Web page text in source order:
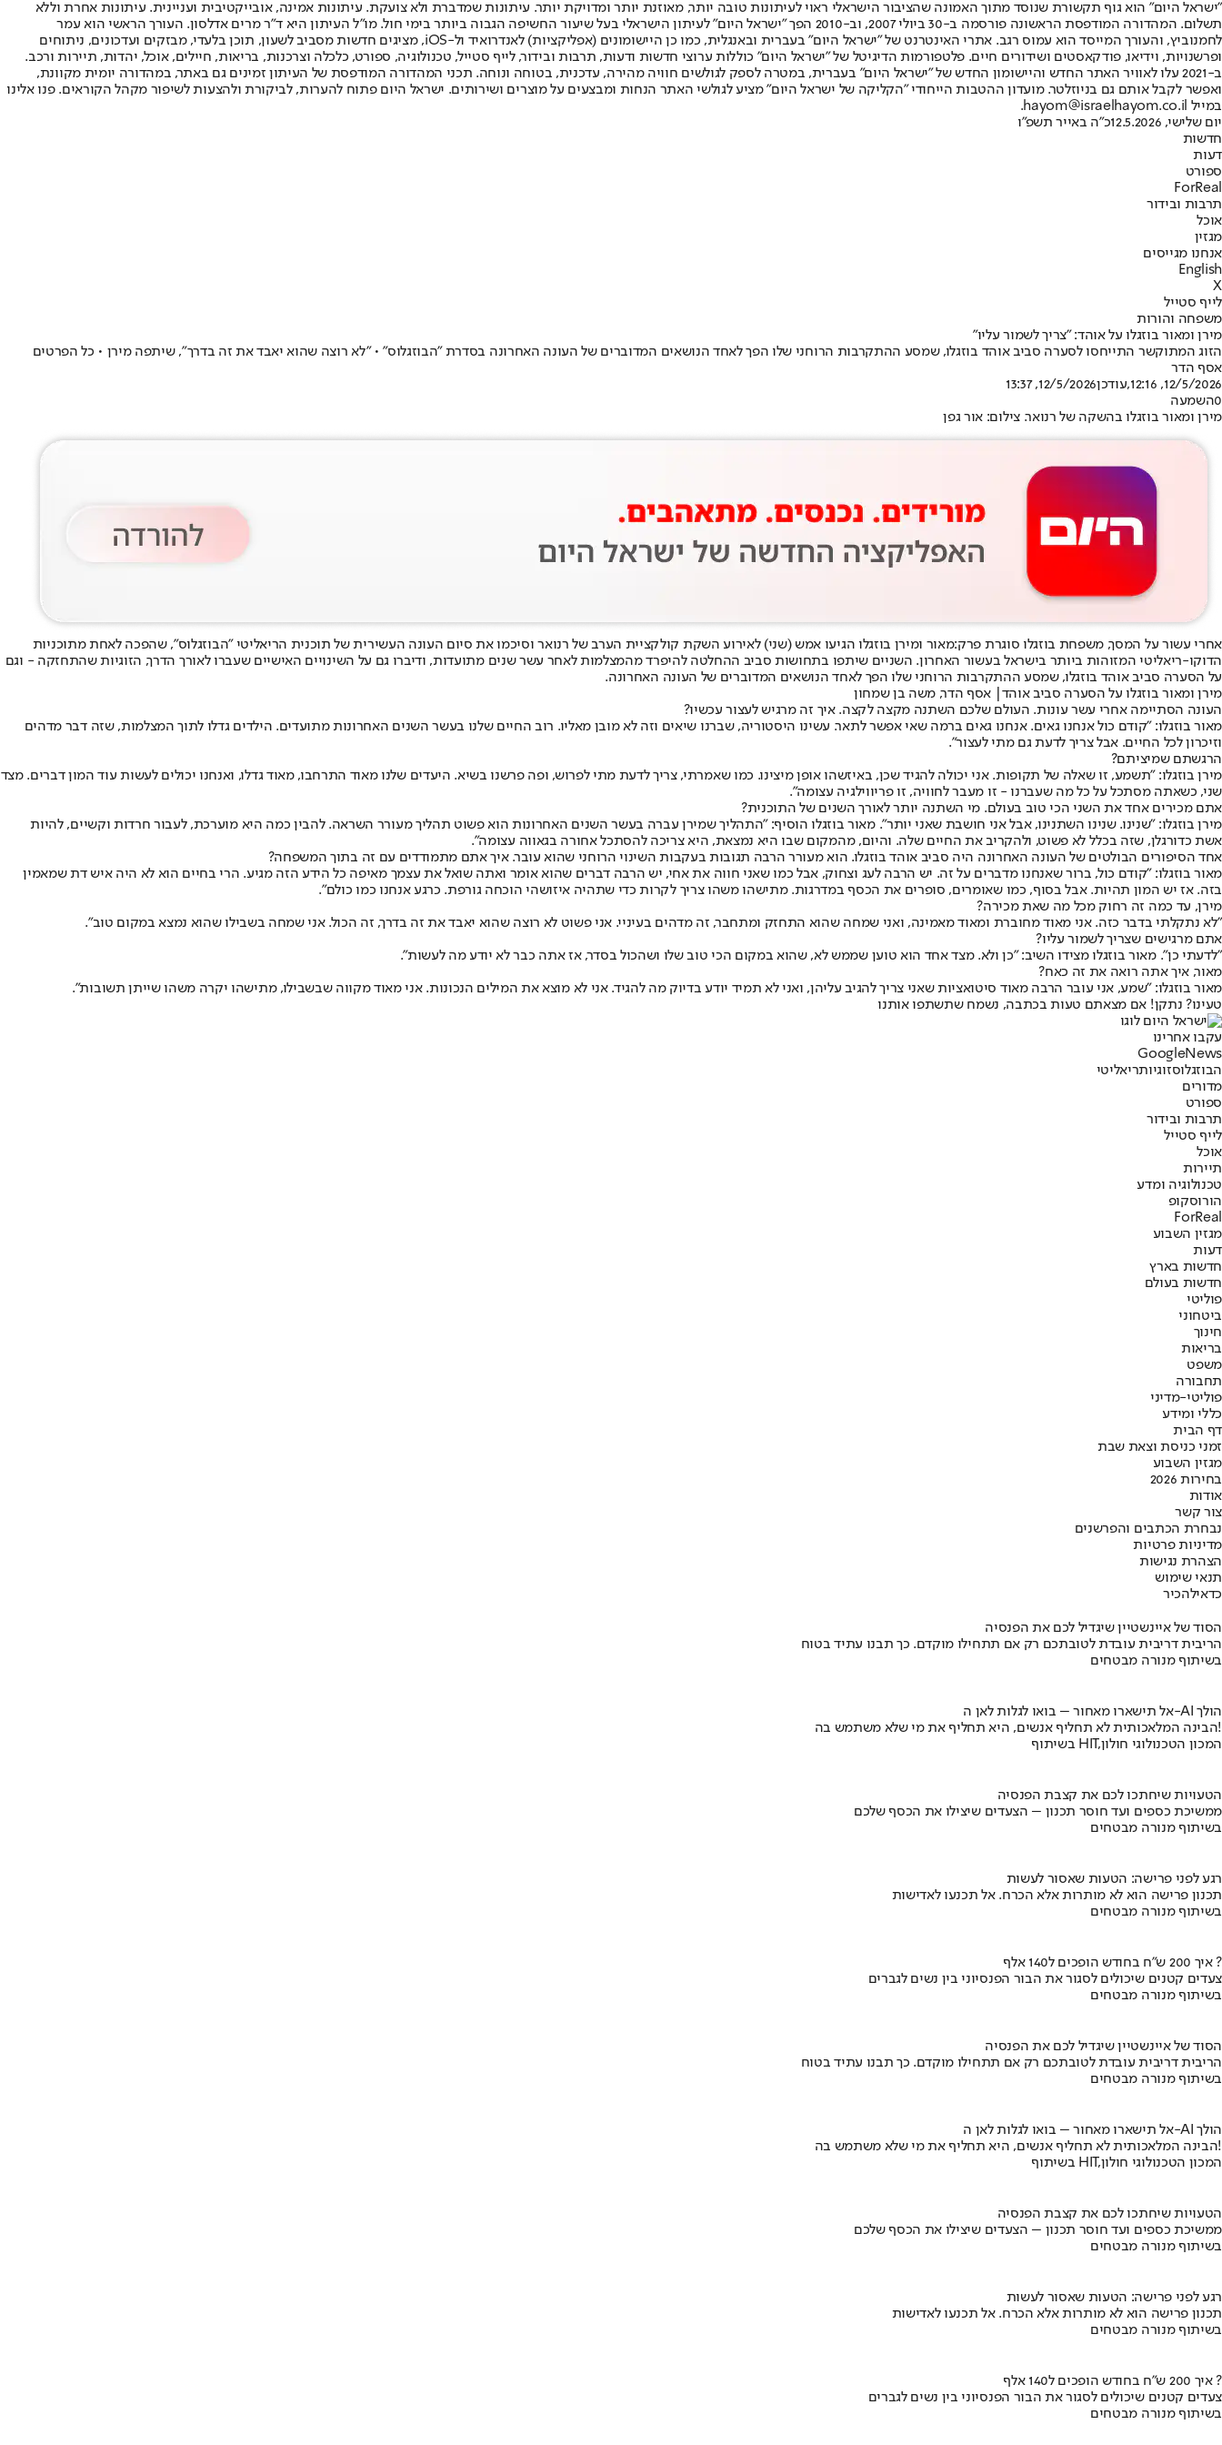
"ישראל היום" הוא גוף תקשורת שנוסד מתוך האמונה שהציבור הישראלי ראוי לעיתונות טובה יותר, מאוזנת יותר ומדויקת יותר. עיתונות שמדברת ולא צועקת. עיתונות אמינה, אובייקטיבית ועניינית. עיתונות אחרת וללא
תשלום. המהדורה המודפסת הראשונה פורסמה ב-30 ביולי 2007, וב-2010 הפך "ישראל היום" לעיתון הישראלי בעל שיעור החשיפה הגבוה ביותר בימי חול. מו"ל העיתון היא ד"ר מרים אדלסון. העורך הראשי הוא עמר
לחמנוביץ, והעורך המייסד הוא עמוס רגב. אתרי האינטרנט של "ישראל היום" בעברית ובאנגלית, כמו כן היישומונים (אפליקציות) לאנדרואיד ול-iOS, מציגים חדשות מסביב לשעון, תוכן בלעדי, מבזקים ועדכונים, ניתוחים
ופרשנויות, וידיאו, פודקאסטים ושידורים חיים. פלטפורמות הדיגיטל של "ישראל היום" כוללות ערוצי חדשות ודעות, תרבות ובידור, לייף סטייל, טכנולוגיה, ספורט, כלכלה וצרכנות, בריאות, חיילים, אוכל, יהדות, תיירות ורכב.
ב-2021 עלו לאוויר האתר החדש והיישומון החדש של "ישראל היום" בעברית, במטרה לספק לגולשים חוויה מהירה, עדכנית, בטוחה ונוחה. תכני המהדורה המודפסת של העיתון זמינים גם באתר, במהדורה יומית מקוונת,
ואפשר לקבל אותם גם בניוזלטר. מועדון ההטבות הייחודי "הקליקה של ישראל היום" מציע לגולשי האתר הנחות ומבצעים על מוצרים ושירותים. ישראל היום פתוח להערות, לביקורת ולהצעות לשיפור מקהל הקוראים. פנו אלינו
במייל hayom@israelhayom.co.il.
יום שלישי, 12.5.2026
כ"ה באייר תשפ"ו
חדשות
דעות
ספורט
ForReal
תרבות ובידור
אוכל
מגזין
אנחנו מגייסים
English
X
לייף סטייל
משפחה והורות
מירן ומאור בוזגלו על אוהד: "צריך לשמור עליו"
הזוג המתוקשר התייחסו לסערה סביב אוהד בוזגלו, שמסע ההתקרבות הרוחני שלו הפך לאחד הנושאים המדוברים של העונה האחרונה בסדרת "הבוזגלוס" • "לא רוצה שהוא יאבד את זה בדרך", שיתפה מירן • כל הפרטים
אסף הדר
12/5/2026, 12:16
,עודכן12/5/2026, 13:37
0השמעה
מירן ומאור בוזגלו בהשקה של רנואר. צילום: אור גפן
אחרי עשור על המסך, משפחת בוזגלו סוגרת פרק:מאור ומירן בוזגלו הגיעו אמש (שני) לאירוע השקת קולקציית הערב של רנואר וסיכמו את סיום העונה העשירית של תוכנית הריאליטי "הבוזגלוס", שהפכה לאחת מתוכניות
הדוקו-ריאליטי המזוהות ביותר בישראל בעשור האחרון. השניים שיתפו בתחושות סביב ההחלטה להיפרד מהמצלמות לאחר עשר שנים מתועדות, ודיברו גם על השינויים האישיים שעברו לאורך הדרך, הזוגיות שהתחזקה - וגם
על הסערה סביב אוהד בוזגלו, שמסע ההתקרבות הרוחני שלו הפך לאחד הנושאים המדוברים של העונה האחרונה.
מירן ומאור בוזגלו על הסערה סביב אוהד| אסף הדר, משה בן שמחון
העונה הסתיימה אחרי עשר עונות. העולם שלכם השתנה מקצה לקצה. איך זה מרגיש לעצור עכשיו?
מאור בוזגלו: "קודם כול אנחנו גאים. אנחנו גאים ברמה שאי אפשר לתאר. עשינו היסטוריה, שברנו שיאים וזה לא מובן מאליו. רוב החיים שלנו בעשר השנים האחרונות מתועדים. הילדים גדלו לתוך המצלמות, שזה דבר מדהים
וזיכרון לכל החיים. אבל צריך לדעת גם מתי לעצור".
הרגשתם שמיציתם?
מירן בוזגלו: "תשמע, זו שאלה של תקופות. אני יכולה להגיד שכן, באיזשהו אופן מיצינו. כמו שאמרתי, צריך לדעת מתי לפרוש, ופה פרשנו בשיא. היעדים שלנו מאוד התרחבו, מאוד גדלו, ואנחנו יכולים לעשות עוד המון דברים. מצד
שני, כשאתה מסתכל על כל מה שעברנו - זו מעבר לחוויה, זו פריווילגיה עצומה".
אתם מכירים אחד את השני הכי טוב בעולם. מי השתנה יותר לאורך השנים של התוכנית?
מירן בוזגלו: "שנינו. שנינו השתנינו, אבל אני חושבת שאני יותר". מאור בוזגלו הוסיף: "התהליך שמירן עברה בעשר השנים האחרונות הוא פשוט תהליך מעורר השראה. להבין כמה היא מוערכת, לעבור חרדות וקשיים, להיות
אשת כדורגלן, שזה בכלל לא פשוט, ולהקריב את החיים שלה. והיום, מהמקום שבו היא נמצאת, היא צריכה להסתכל אחורה בגאווה עצומה".
אחד הסיפורים הבולטים של העונה האחרונה היה סביב אוהד בוזגלו. הוא מעורר הרבה תגובות בעקבות השינוי הרוחני שהוא עובר. איך אתם מתמודדים עם זה בתוך המשפחה?
מאור בוזגלו: "קודם כול, ברור שאנחנו מדברים על זה. יש הרבה לעג וצחוק, אבל כמו שאני חווה את אחי, יש הרבה דברים שהוא אומר ואתה שואל את עצמך מאיפה כל הידע הזה מגיע. הרי בחיים הוא לא היה איש דת שמאמין
בזה. אז יש המון תהיות. אבל בסוף, כמו שאומרים, סופרים את הכסף במדרגות. מתישהו משהו צריך לקרות כדי שתהיה איזושהי הוכחה גורפת. כרגע אנחנו כמו כולם".
מירן, עד כמה זה רחוק מכל מה שאת מכירה?
"לא נתקלתי בדבר כזה. אני מאוד מחוברת ומאוד מאמינה, ואני שמחה שהוא התחזק ומתחבר, זה מדהים בעיניי. אני פשוט לא רוצה שהוא יאבד את זה בדרך, זה הכול. אני שמחה בשבילו שהוא נמצא במקום טוב".
אתם מרגישים שצריך לשמור עליו?
"לדעתי כן". מאור בוזגלו מצידו השיב: "כן ולא. מצד אחד הוא טוען שממש לא, שהוא במקום הכי טוב שלו ושהכול בסדר, אז אתה כבר לא יודע מה לעשות".
מאור, איך אתה רואה את זה כאח?
מאור בוזגלו: "שמע, אני עובר הרבה מאוד סיטואציות שאני צריך להגיב עליהן, ואני לא תמיד יודע בדיוק מה להגיד. אני לא מוצא את המילים הנכונות. אני מאוד מקווה שבשבילו, מתישהו יקרה משהו שייתן תשובות".
טעינו? נתקן! אם מצאתם טעות בכתבה, נשמח שתשתפו אותנו
עקבו אחרינו
Googl eNews
הבוזגלוסזוגיותריאליטי
מדורים
ספורט
תרבות ובידור
לייף סטייל
אוכל
תיירות
טכנולוגיה ומדע
הורוסקופ
ForReal
מגזין השבוע
דעות
חדשות בארץ
חדשות בעולם
פוליטי
ביטחוני
חינוך
בריאות
משפט
תחבורה
פוליטי-מדיני
כללי ומידע
דף הבית
זמני כניסת וצאת שבת
מגזין השבוע
בחירות 2026
אודות
צור קשר
נבחרת הכתבים והפרשנים
מדיניות פרטיות
הצהרת נגישות
תנאי שימוש
כדאילהכיר
הסוד של איינשטיין שיגדיל לכם את הפנסיה
הריבית דריבית עובדת לטובתכם רק אם תתחילו מוקדם. כך תבנו עתיד בטוח
בשיתוף מנורה מבטחים
אל תישארו מאחור – בואו לגלות לאן ה-AI הולך
הבינה המלאכותית לא תחליף אנשים, היא תחליף את מי שלא משתמש בה!
בשיתוף HIT,המכון הטכנולוגי חולון
הטעויות שיחתכו לכם את קצבת הפנסיה
ממשיכת כספים ועד חוסר תכנון – הצעדים שיצילו את הכסף שלכם
בשיתוף מנורה מבטחים
רגע לפני פרישה: הטעות שאסור לעשות
תכנון פרישה הוא לא מותרות אלא הכרח. אל תכנעו לאדישות
בשיתוף מנורה מבטחים
איך 200 ש"ח בחודש הופכים ל140 אלף ?
צעדים קטנים שיכולים לסגור את הבור הפנסיוני בין נשים לגברים
בשיתוף מנורה מבטחים
הסוד של איינשטיין שיגדיל לכם את הפנסיה
הריבית דריבית עובדת לטובתכם רק אם תתחילו מוקדם. כך תבנו עתיד בטוח
בשיתוף מנורה מבטחים
אל תישארו מאחור – בואו לגלות לאן ה-AI הולך
הבינה המלאכותית לא תחליף אנשים, היא תחליף את מי שלא משתמש בה!
בשיתוף HIT,המכון הטכנולוגי חולון
הטעויות שיחתכו לכם את קצבת הפנסיה
ממשיכת כספים ועד חוסר תכנון – הצעדים שיצילו את הכסף שלכם
בשיתוף מנורה מבטחים
רגע לפני פרישה: הטעות שאסור לעשות
תכנון פרישה הוא לא מותרות אלא הכרח. אל תכנעו לאדישות
בשיתוף מנורה מבטחים
איך 200 ש"ח בחודש הופכים ל140 אלף ?
צעדים קטנים שיכולים לסגור את הבור הפנסיוני בין נשים לגברים
בשיתוף מנורה מבטחים